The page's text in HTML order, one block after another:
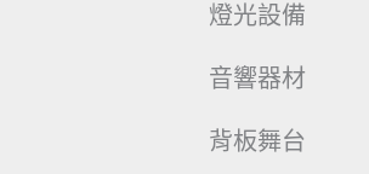
燈光設備
音響器材
背板舞台